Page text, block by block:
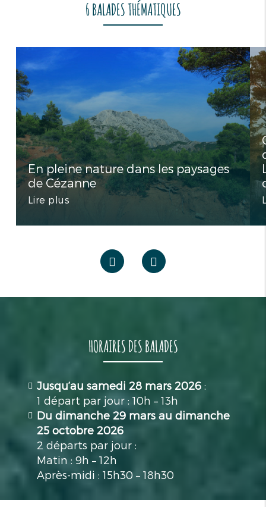
6 BALADES THÉMATIQUES
En pleine nature dans les paysages
de Cézanne
Lire plus
HORAIRES DES BALADES
Jusqu’au samedi 28 mars 2026 :
1 départ par jour : 10h – 13h
Du dimanche 29 mars au dimanche
25 octobre 2026
2 départs par jour :
Matin : 9h – 12h
Après-midi : 15h30 – 18h30